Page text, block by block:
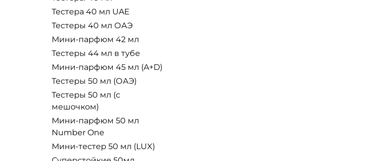
Тестера 40 мл UAE
Тестеры 40 мл ОАЭ
Мини-парфюм 42 мл
Тестеры 44 мл в тубе
Мини-парфюм 45 мл (A+D)
Тестеры 50 мл (ОАЭ)
Тестеры 50 мл (с
мешочком)
Мини-парфюм 50 мл
Number One
Мини-тестер 50 мл (LUX)